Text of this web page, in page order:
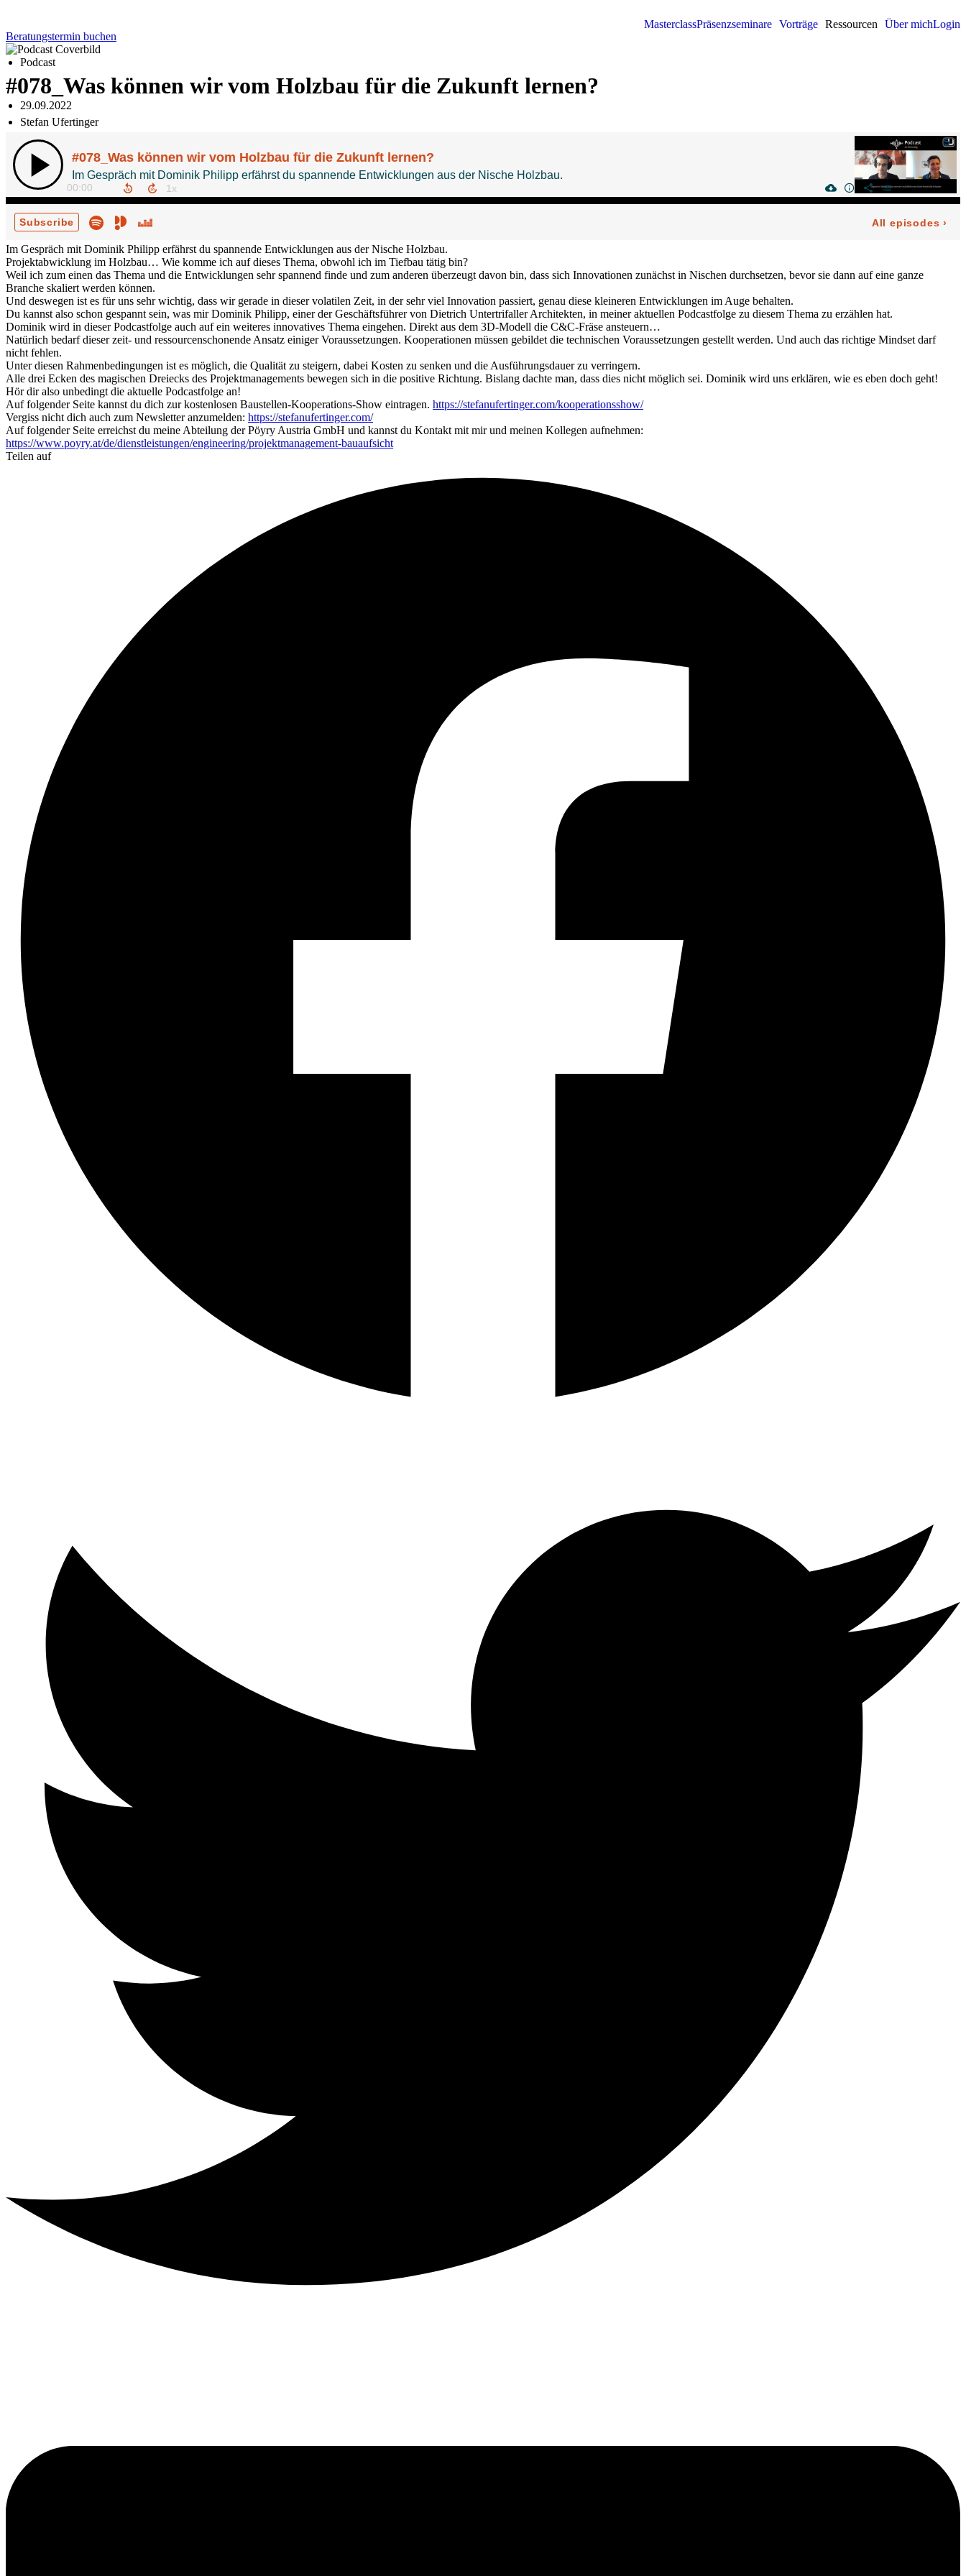
MasterclassPräsenzseminare Vorträge Ressourcen Über michLogin
Beratungstermin buchen
Podcast
#078_Was können wir vom Holzbau für die Zukunft lernen?
29.09.2022
Stefan Ufertinger
Im Gespräch mit Dominik Philipp erfährst du spannende Entwicklungen aus der Nische Holzbau.
Projektabwicklung im Holzbau… Wie komme ich auf dieses Thema, obwohl ich im Tiefbau tätig bin?
Weil ich zum einen das Thema und die Entwicklungen sehr spannend finde und zum anderen überzeugt davon bin, dass sich Innovationen zunächst in Nischen durchsetzen, bevor sie dann auf eine ganze
Branche skaliert werden können.
Und deswegen ist es für uns sehr wichtig, dass wir gerade in dieser volatilen Zeit, in der sehr viel Innovation passiert, genau diese kleineren Entwicklungen im Auge behalten.
Du kannst also schon gespannt sein, was mir Dominik Philipp, einer der Geschäftsführer von Dietrich Untertrifaller Architekten, in meiner aktuellen Podcastfolge zu diesem Thema zu erzählen hat.
Dominik wird in dieser Podcastfolge auch auf ein weiteres innovatives Thema eingehen. Direkt aus dem 3D-Modell die C&C-Fräse ansteuern…
Natürlich bedarf dieser zeit- und ressourcenschonende Ansatz einiger Voraussetzungen. Kooperationen müssen gebildet die technischen Voraussetzungen gestellt werden. Und auch das richtige Mindset darf
nicht fehlen.
Unter diesen Rahmenbedingungen ist es möglich, die Qualität zu steigern, dabei Kosten zu senken und die Ausführungsdauer zu verringern.
Alle drei Ecken des magischen Dreiecks des Projektmanagements bewegen sich in die positive Richtung. Bislang dachte man, dass dies nicht möglich sei. Dominik wird uns erklären, wie es eben doch geht!
Hör dir also unbedingt die aktuelle Podcastfolge an!
Auf folgender Seite kannst du dich zur kostenlosen Baustellen-Kooperations-Show eintragen. https://stefanufertinger.com/kooperationsshow/
Vergiss nicht dich auch zum Newsletter anzumelden: https://stefanufertinger.com/
Auf folgender Seite erreichst du meine Abteilung der Pöyry Austria GmbH und kannst du Kontakt mit mir und meinen Kollegen aufnehmen:
https://www.poyry.at/de/dienstleistungen/engineering/projektmanagement-bauaufsicht
Teilen auf